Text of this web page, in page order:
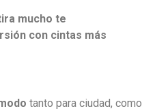
mucho te
con cintas más
tanto para ciudad, como